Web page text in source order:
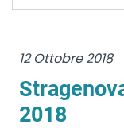
12 Ottobre 2018
2018